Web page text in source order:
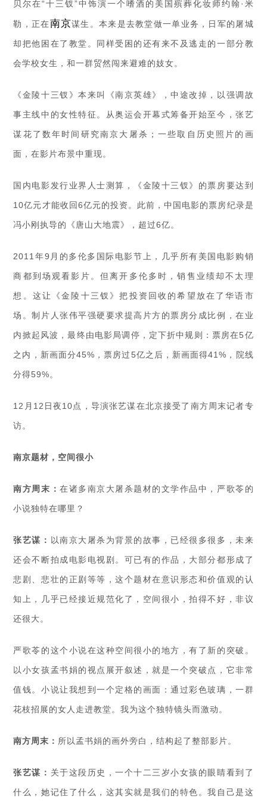
贝尔在“十三钗”中饰演一个嗜酒的美国殡葬化妆师约翰·米
勒，正在南京谋生。本来是去教堂做一单业务，日军的屠城
却把他困在了教堂。同样受困的还有来不及逃走的一部分教
会学校女生，和一群贸然闯来避难的妓女。
《金陵十三钗》本来叫《南京英雄》，中途改掉，以强调故
事主线中的女性特征。从奥运会开幕式筹备开始至今，张艺
谋花了数年时间研究南京大屠杀；一些取自历史照片的画
面，在影片布景中重现。
国内电影发行业界人士测算，《金陵十三钗》的票房要达到
10亿元才能收回6亿元的投资。此前，中国电影的票房纪录是
冯小刚执导的《唐山大地震》，超过6亿。
2011年9月的多伦多国际电影节上，几乎所有美国电影购销
商都到场观看影片。但离开多伦多时，销售业绩却不太理
想。这让《金陵十三钗》把投资回收的希望放在了华语市
场。制片人张伟平强硬要求提高片方的票房分成比例，在业
内掀起风波，最终由电影局调停，定下折中规则：票房在5亿
之内，新画面分45%，票房过5亿之后，新画面得41%，院线
分得59%。
12月12日夜10点，导演张艺谋在北京接受了南方周末记者专
访。
南京题材，空间很小
南方周末：在诸多南京大屠杀题材的文学作品中，严歌苓的
小说独特在哪里？
张艺谋： 以南京大屠杀为背景的故事，已经很多很多，未来
还会不断拍成电影电视剧。可已有的作品，大部分都形成了
悲剧、悲壮的正剧等等，这个题材在意识形态和价值观的认
知上，几乎已经接近规范化了，空间很小，拍得不好，非议
还很大。
严歌苓的这个小说在这种空间很小的地方，有了新的突破。
以小女孩孟书娟的视点展开叙述，就是一个突破点，它非常
值钱。小说让我想到一个定格的画面：通过彩色玻璃，一群
花枝招展的女人走进教堂。我为这个独特镜头而激动。
南方周末： 所以孟书娟的画外旁白，结构起了整部影片。
张艺谋： 关于这段历史，一个十二三岁小女孩的眼睛看到了
什么，她记住了什么，这其实就是我们的特色。我自己是这